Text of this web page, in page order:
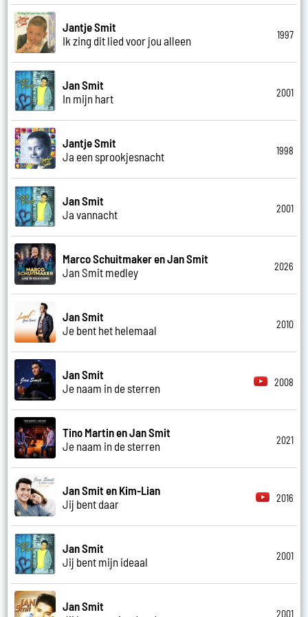
Jantje Smit
Ik zing dit lied voor jou alleen
1997
Jan Smit
In mijn hart
2001
Jantje Smit
Ja een sprookjesnacht
1998
Jan Smit
Ja vannacht
2001
Marco Schuitmaker en Jan Smit
Jan Smit medley
2026
Jan Smit
Je bent het helemaal
2010
Jan Smit
Je naam in de sterren
2008
Tino Martin en Jan Smit
Je naam in de sterren
2021
Jan Smit en Kim-Lian
Jij bent daar
2016
Jan Smit
Jij bent mijn ideaal
2001
Jan Smit
2001